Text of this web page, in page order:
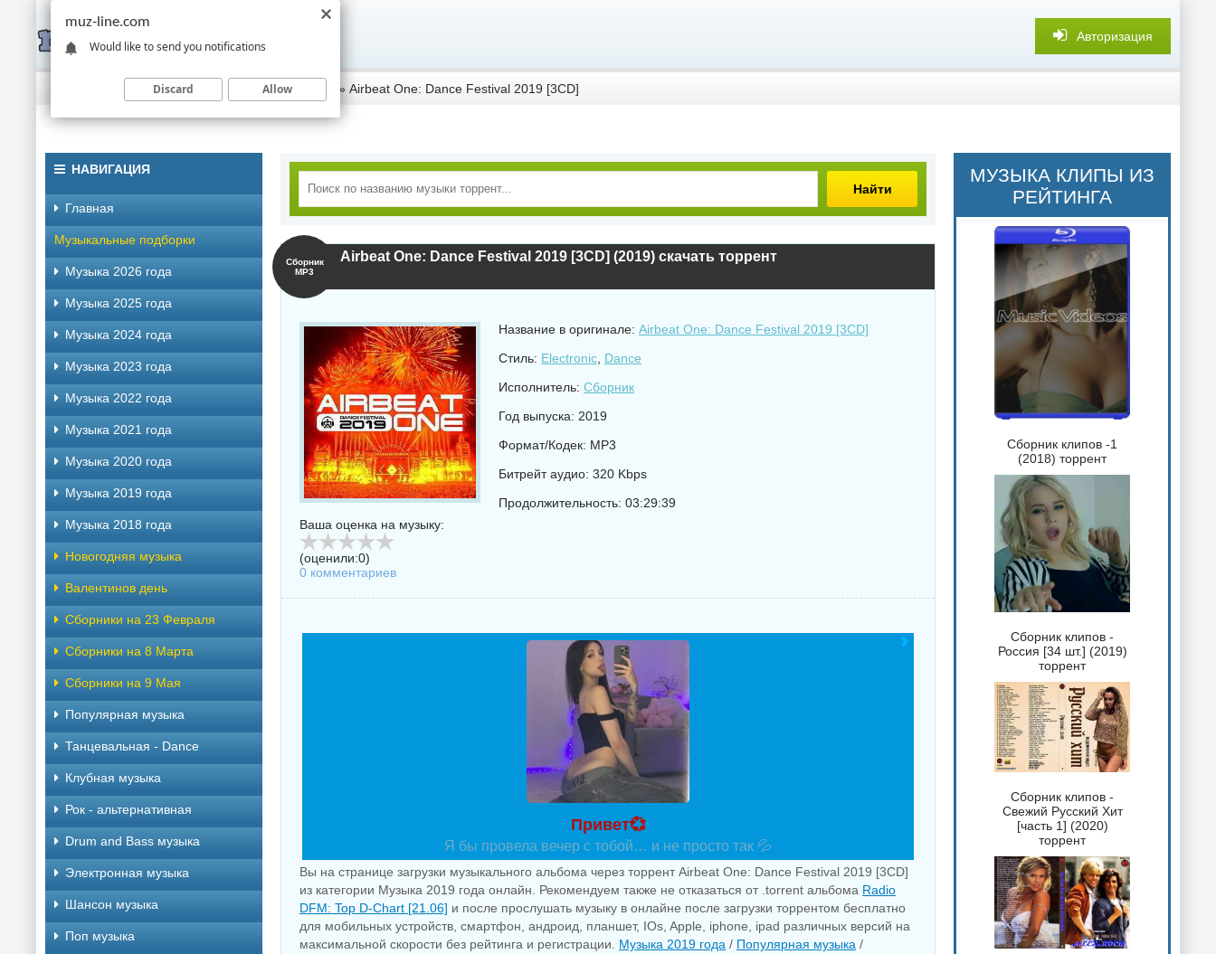
Авторизация
Скачать музыку торрентом Музыка 2019 года » Airbeat One: Dance Festival 2019 [3CD]
Найти
Airbeat One: Dance Festival 2019 [3CD] (2019) скачать торрент
Сборник
MP3
Ваша оценка на музыку:
(оценили:0)
0 комментариев
Название в оригинале: Airbeat One: Dance Festival 2019 [3CD]
Стиль: Electronic Dance
Исполнитель: Сборник
Год выпуска: 2019
Формат/Кодек: MP3
Битрейт аудио: 320 Kbps
Продолжительность: 03:29:39
Привет💞
Я бы провела вечер с тобой… и не просто так 💦
Вы на странице загрузки музыкального альбома через торрент Airbeat One: Dance Festival 2019 [3CD]
из категории Музыка 2019 года онлайн. Рекомендуем также не отказаться от .torrent альбома Radio
DFM: Top D-Chart [21.06] и после прослушать музыку в онлайне после загрузки торрентом бесплатно
для мобильных устройств, смартфон, андроид, планшет, IOs, Apple, iphone, ipad различных версий на
максимальной скорости без рейтинга и регистрации. Музыка 2019 года / Популярная музыка /
НАВИГАЦИЯ
Главная
Музыкальные подборки
Музыка 2026 года
Музыка 2025 года
Музыка 2024 года
Музыка 2023 года
Музыка 2022 года
Музыка 2021 года
Музыка 2020 года
Музыка 2019 года
Музыка 2018 года
Новогодняя музыка
Валентинов день
Сборники на 23 Февраля
Сборники на 8 Марта
Сборники на 9 Мая
Популярная музыка
Танцевальная - Dance
Клубная музыка
Рок - альтернативная
Drum and Bass музыка
Электронная музыка
Шансон музыка
Поп музыка
МУЗЫКА КЛИПЫ ИЗ
РЕЙТИНГА
Сборник клипов -1
(2018) торрент
Сборник клипов -
Россия [34 шт.] (2019)
торрент
Сборник клипов -
Свежий Русский Хит
[часть 1] (2020)
торрент
muz-line.com
Would like to send you notifications
Discard Allow